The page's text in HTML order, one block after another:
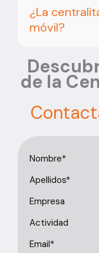
¿La
móvil?
de la
Nombre*
Apellidos*
Empresa
Actividad
Email*